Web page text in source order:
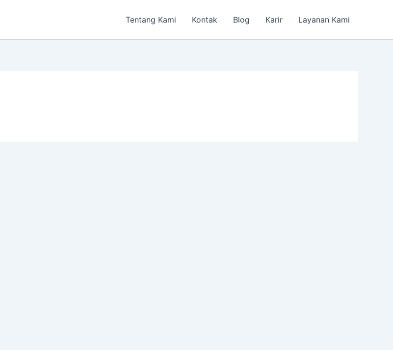
Tentang Kami Kontak Blog Karir Layanan Kami